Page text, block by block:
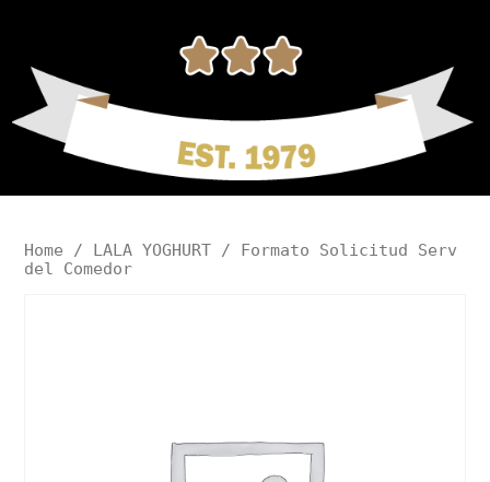
Home / LALA YOGHURT/ Formato Solicitud Serv
del Comedor